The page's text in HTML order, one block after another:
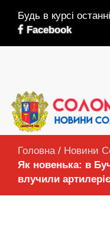
Будь в курсі
Facebook
Головна / Новини
Як новенька: в
влучили